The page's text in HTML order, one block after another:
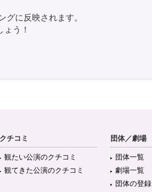
グに反映されます。
う！
クチコミ
観たい公演のクチコミ
観てきた公演のクチコミ
団体／劇場
団体一覧
劇場一覧
団体の登録